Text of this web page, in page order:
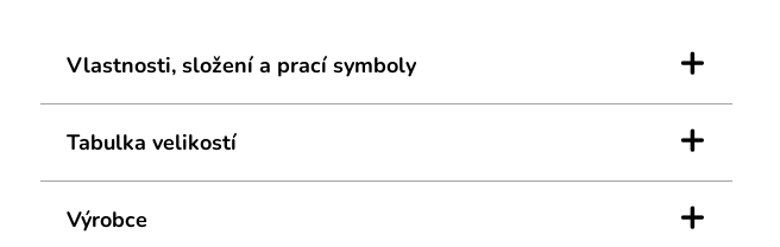
Vlastnosti, složení a prací symboly +
Tabulka velikostí +
Výrobce +